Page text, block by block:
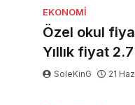
EKONOMI
Özel okul
Yıllık fiyat
SoleKinG 21